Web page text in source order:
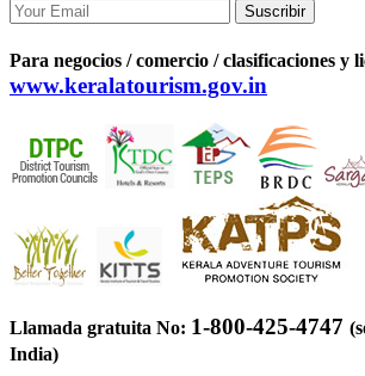
Suscribir
Para negocios / comercio / clasificaciones y
www.keralatourism.gov.in
Llamada gratuita No: 1-800-425-4747
India)